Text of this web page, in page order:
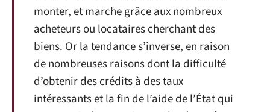
monter, et marche grâce aux nombreux
acheteurs ou locataires cherchant des
biens. Or la tendance s’inverse, en raison
de nombreuses raisons dont la difficulté
d’obtenir des crédits à des taux
intéressants et la fin de l’aide de l’État qui